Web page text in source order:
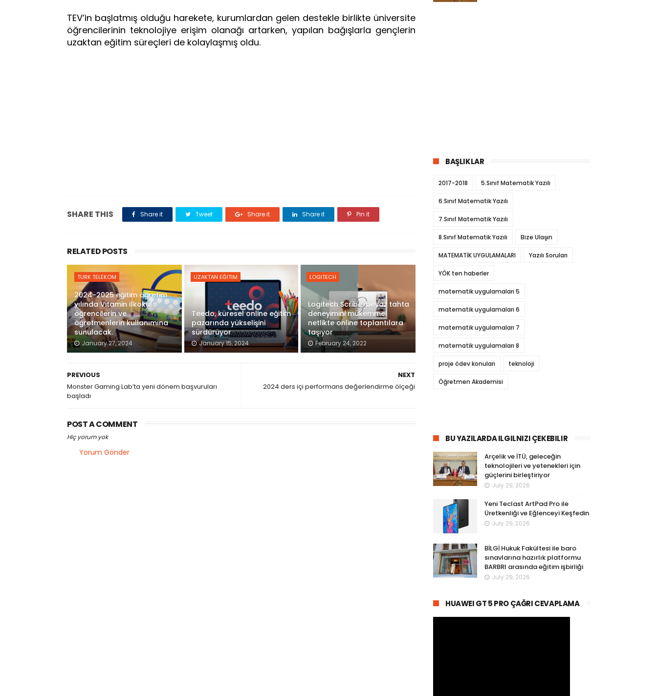
TEV’in başlatmış olduğu harekete, kurumlardan gelen destekle birlikte üniversite
öğrencilerinin teknolojiye erişim olanağı artarken, yapılan bağışlarla gençlerin
uzaktan eğitim süreçleri de kolaylaşmış oldu.
SHARE THIS Share it Tweet Share it Share it Pin it
RELATED POSTS
TURK TELEKOM
2024-2025 eğitim öğretim
yılında Vitamin İlkokul
öğrencilerin ve
öğretmenlerin kullanımına
sunulacak.
January 27, 2024
UZAKTAN EĞITIM
Teedo, küresel online eğitim
pazarında yükselişini
sürdürüyor
January 15, 2024
LOGITECH
Logitech Scribe, beyaz tahta
deneyimini mükemmel
netlikte online toplantılara
taşıyor
February 24, 2022
NEXT
2024 ders içi performans değerlendirme ölçeği
PREVIOUS
Monster Gaming Lab’ta yeni dönem başvuruları
başladı
POST A COMMENT
Hiç yorum yok
Yorum Gönder
BAŞLIKLAR
2017-2018 5.Sınıf Matematik Yazılı
6.Sınıf Matematik Yazılı
7.Sınıf Matematik Yazılı
8.Sınıf Matematik Yazılı Bize Ulaşın
MATEMATİK UYGULAMALARI Yazılı Soruları
YÖK ten haberler
matematik uygulamaları 5
matematik uygulamaları 6
matematik uygulamaları 7
matematik uygulamaları 8
proje ödev konuları teknoloji
Öğretmen Akademisi
BU YAZILARDA ILGILNIZI ÇEKEBILIR
Arçelik ve İTÜ, geleceğin
teknolojileri ve yetenekleri için
güçlerini birleştiriyor
July 29, 2026
Yeni Teclast ArtPad Pro ile
Üretkenliği ve Eğlenceyi Keşfedin
July 29, 2026
BİLGİ Hukuk Fakültesi ile baro
sınavlarına hazırlık platformu
BARBRI arasında eğitim işbirliği
July 29, 2026
HUAWEI GT 5 PRO ÇAĞRI CEVAPLAMA